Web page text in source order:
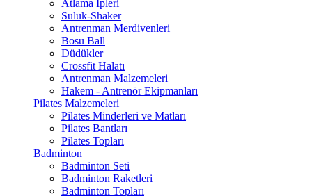
Atlama İpleri
Suluk-Shaker
Antrenman Merdivenleri
Bosu Ball
Düdükler
Crossfit Halatı
Antrenman Malzemeleri
Hakem - Antrenör Ekipmanları
Pilates Malzemeleri
Pilates Minderleri ve Matları
Pilates Bantları
Pilates Topları
Badminton
Badminton Seti
Badminton Raketleri
Badminton Topları